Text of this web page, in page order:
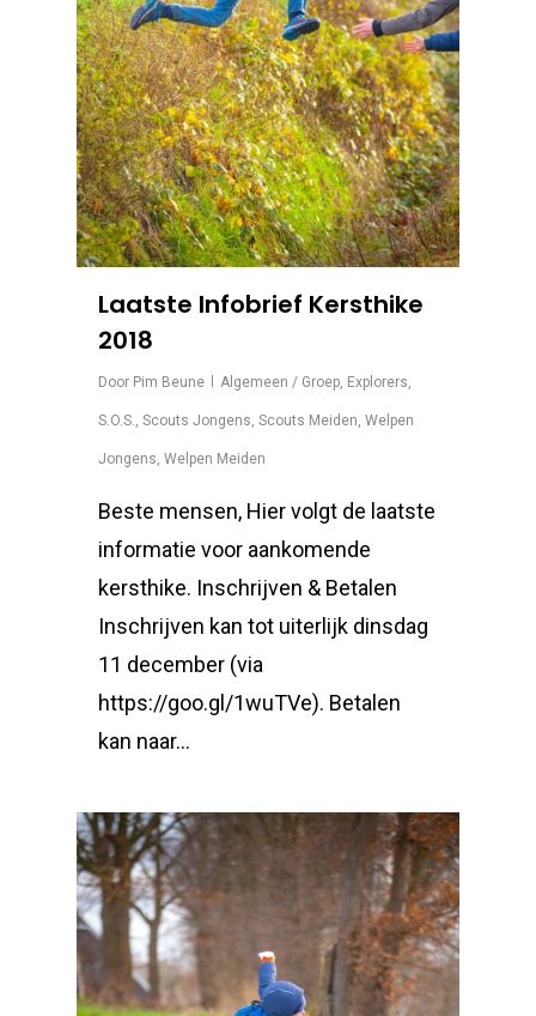
Laatste Infobrief Kersthike
2018
Door Pim Beune Algemeen / Groep, Explorers,
S.O.S., Scouts Jongens, Scouts Meiden, Welpen
Jongens, Welpen Meiden
Beste mensen, Hier volgt de laatste
informatie voor aankomende
kersthike. Inschrijven & Betalen
Inschrijven kan tot uiterlijk dinsdag
11 december (via
https://goo.gl/1wuTVe). Betalen
kan naar…